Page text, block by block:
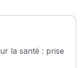
la santé : prise